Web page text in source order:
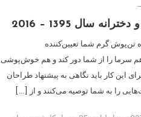
سال 1395 – 2016
تن‌پوش گرم شما تعیین‌كننده
سرما را از شما دور كند و هم خوش‌پوشی
این كار باید نگاهی به پیشنهاد طراحان
را به شما توصیه می‌كنند و از […]